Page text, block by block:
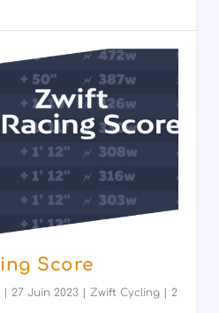
Score
27 Juin 2023 |Zwift Cycling
2